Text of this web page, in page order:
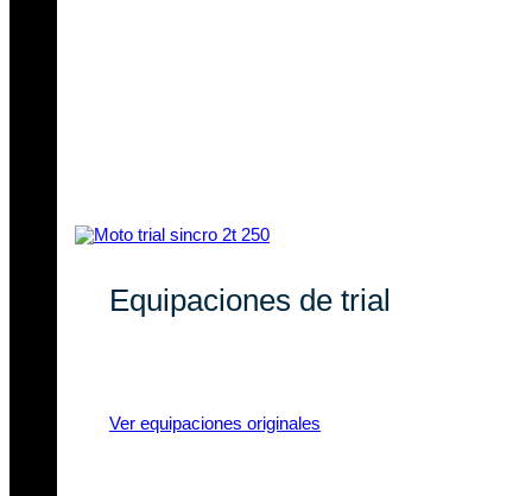
Equipaciones de trial
Ver equipaciones originales